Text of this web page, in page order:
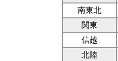
南東北
関東
信越
北陸